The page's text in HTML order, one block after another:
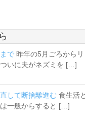
で 昨年の5月ごろから
いに夫がネズミを […]
して断捨離進む 食生活
一般からすると […]